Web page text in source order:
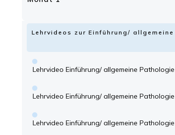
Lehrvideos zur Einführung/
Lehrvideo Einführung/ allgemeine
Lehrvideo Einführung/ allgemeine
Lehrvideo Einführung/ allgemeine Pathologie